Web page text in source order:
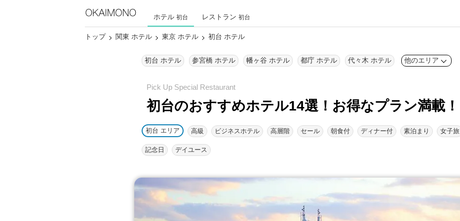
ホテル 初台 レストラン 初台
トップ 関東 ホテル 東京 ホテル 初台 ホテル
初台 ホテル 参宮橋 ホテル 幡ヶ谷 ホテル 都庁 ホテル 代々木 ホテル 他のエリア
初台のおすすめホテル14選！ お得なプラン満載！
初台 エリア 高級 ビジネスホテル 高層階 セール 朝食付 ディナー付 素泊まり 女子旅
記念日 デイユース